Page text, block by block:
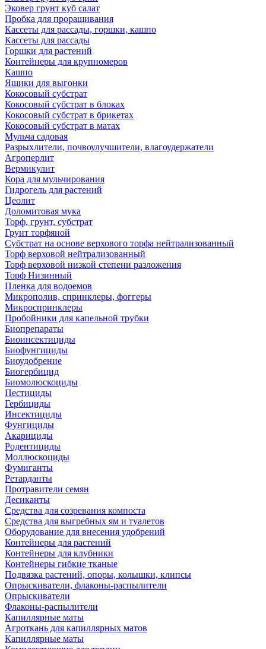
Эковер грунт куб салат
Пробка для проращивания
Кассеты для рассады, горшки, кашпо
Кассеты для рассады
Горшки для растений
Контейнеры для крупномеров
Кашпо
Ящики для выгонки
Кокосовый субстрат
Кокосовый субстрат в блоках
Кокосовый субстрат в брикетах
Кокосовый субстрат в матах
Мульча садовая
Разрыхлители, почвоулучшители, влагоудержатели
Агроперлит
Вермикулит
Кора для мульчирования
Гидрогель для растений
Цеолит
Доломитовая мука
Торф, грунт, субстрат
Грунт торфяной
Субстрат на основе верхового торфа нейтрализованный
Торф верховой нейтрализованный
Торф верховой низкой степени разложения
Торф Низинный
Пленка для водоемов
Микрополив, спринклеры, фоггеры
Микроспринклеры
Пробойники для капельной трубки
Биопрепараты
Биоинсектициды
Биофунгициды
Биоудобрение
Биогербицид
Биомолюскоциды
Пестициды
Гербициды
Инсектициды
Фунгициды
Акарициды
Родентициды
Моллюскоциды
Фумиганты
Ретарданты
Протравители семян
Десиканты
Средства для созревания компоста
Средства для выгребных ям и туалетов
Оборудование для внесения удобрений
Контейнеры для растений
Контейнеры для клубники
Контейнеры гибкие тканые
Подвязка растений, опоры, колышки, клипсы
Опрыскиватели, флаконы-распылители
Опрыскиватели
Флаконы-распылители
Капиллярные маты
Агроткань для капиллярных матов
Капиллярные маты